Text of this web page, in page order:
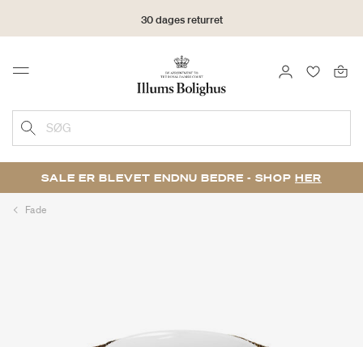
30 dages returret
Menu LOG IND
SØG
SALE ER BLEVET ENDNU BEDRE - SHOP HER
Fade